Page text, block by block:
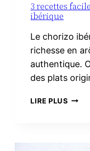
3 recettes
ibérique
Le chorizo
richesse en
authentique.
des plats
LIRE PLUS3